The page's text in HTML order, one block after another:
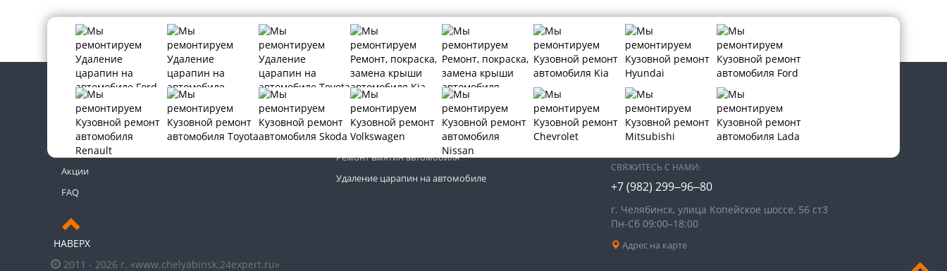
Контакты
Новости
Акции
FAQ
НАВЕРХ
2011 - 2026 г. «www.chelyabinsk.24expert.ru»
Кузовной ремонт автомобиля
Покраска автомобиля
Ремонт вмятин автомобиля
Удаление царапин на автомобиле
МЫ В СОЦИАЛЬНЫХ СЕТЯХ:
СВЯЖИТЕСЬ С НАМИ:
+7 (982) 299‒96‒80
г. Челябинск, улица Копейское шоссе, 56 ст3​
Пн-Сб 09:00–18:00
Адрес на карте